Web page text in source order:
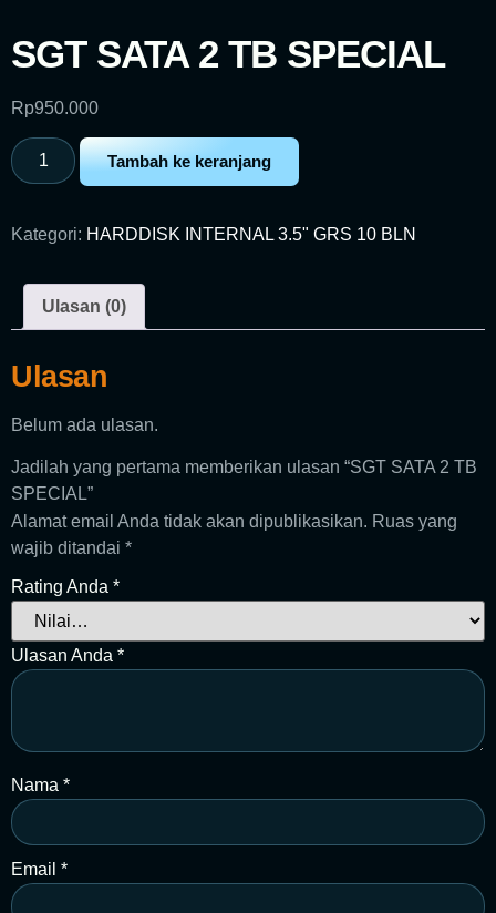
SGT SATA 2 TB SPECIAL
Rp950.000
Tambah ke keranjang
Kategori: HARDDISK INTERNAL 3.5" GRS 10 BLN
Ulasan (0)
Ulasan
Belum ada ulasan.
Jadilah yang pertama memberikan ulasan “SGT SATA 2 TB
SPECIAL”
Alamat email Anda tidak akan dipublikasikan. Ruas yang
wajib ditandai *
Rating Anda *
Ulasan Anda *
Nama *
Email *